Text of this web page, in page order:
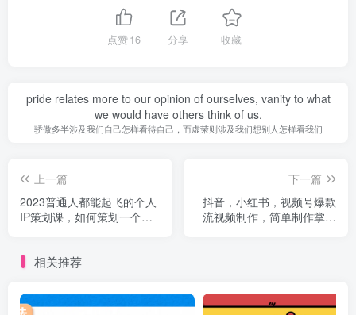
点赞16 分享 收藏
pride relates more to our opinion of ourselves, vanity to what
we would have others think of us.
骄傲多半涉及我们自己怎样看待自己，而虚荣则涉及我们想别人怎样看我们
上一篇
2023普通人都能起飞的个人
IP策划课，如何策划一个优
下一篇
抖音，小红书，视频号爆款
流视频制作，简单制作掌握
相关推荐